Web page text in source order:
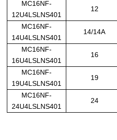
MC16NF-
12U4LSLNS401
12
MC16NF-
14U4LSLNS401
14/14A
MC16NF-
16U4LSLNS401
16
MC16NF-
19U4LSLNS401
19
MC16NF-
24U4LSLNS401
24